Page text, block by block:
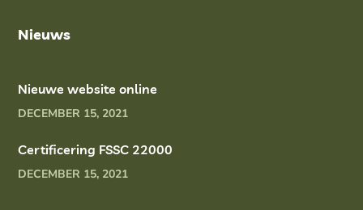
Nieuws
Nieuwe website online
DECEMBER 15, 2021
Certificering FSSC 22000
DECEMBER 15, 2021